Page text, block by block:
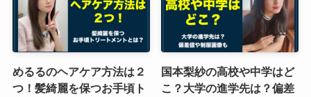
めるるのヘアケア方法は２
つ！髪綺麗を保つお手頃ト
国本梨紗の高校や中学はど
こ？大学の進学先は？偏差